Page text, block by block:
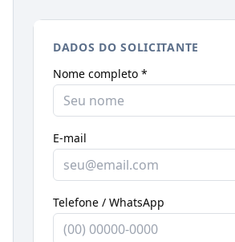
DADOS DO SOLICITANTE
Nome completo *
E-mail
Telefone / WhatsApp